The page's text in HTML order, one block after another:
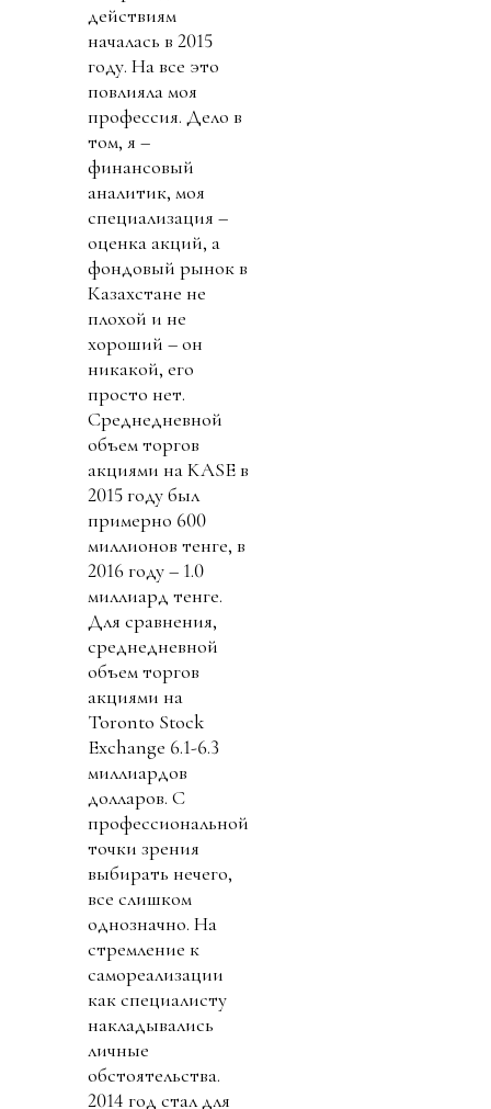
действиям
началась в 2015
году. На все это
повлияла моя
профессия. Дело в
том, я –
финансовый
аналитик, моя
специализация –
оценка акций, а
фондовый рынок в
Казахстане не
плохой и не
хороший – он
никакой, его
просто нет.
Среднедневной
объем торгов
акциями на KASE в
2015 году был
примерно 600
миллионов тенге, в
2016 году – 1.0
миллиард тенге.
Для сравнения,
среднедневной
объем торгов
акциями на
Toronto Stock
Exchange 6.1-6.3
миллиардов
долларов. С
профессиональной
точки зрения
выбирать нечего,
все слишком
однозначно. На
стремление к
самореализации
как специалисту
накладывались
личные
обстоятельства.
2014 год стал для